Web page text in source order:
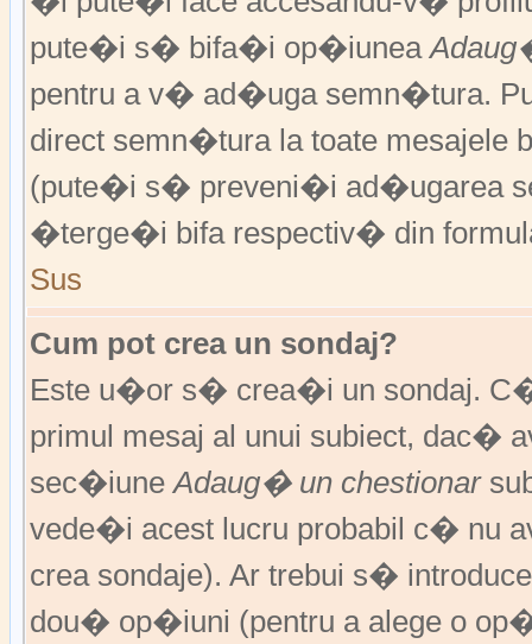
pute�i s� bifa�i op�iunea
pentru a v� ad�uga semn�tura.
direct semn�tura la toate mesajele
(pute�i s� preveni�i ad�ugarea
�terge�i bifa respectiv� din
Sus
Cum pot crea un sondaj?
Este u�or s� crea�i un sondaj.
primul mesaj al unui subiect, dac�
sec�iuneAdaug� un chestionar
vede�i acest lucru probabil c� nu
crea sondaje). Ar trebui s�
dou� op�iuni (pentru a alege o